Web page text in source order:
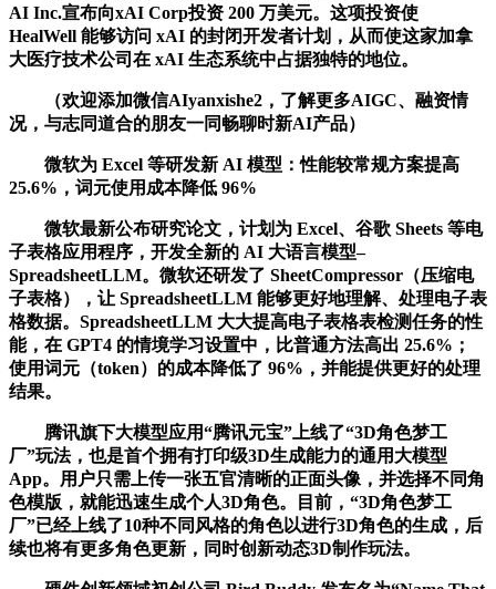
AI Inc.宣布向xAI Corp投资 200 万美元。这项投资使
HealWell 能够访问 xAI 的封闭开发者计划，从而使这家加拿
大医疗技术公司在 xAI 生态系统中占据独特的地位。
（欢迎添加微信AIyanxishe2，了解更多AIGC、融资情
况，与志同道合的朋友一同畅聊时新AI产品）
微软为 Excel 等研发新 AI 模型：性能较常规方案提高
25.6%，词元使用成本降低 96%
微软最新公布研究论文，计划为 Excel、谷歌 Sheets 等电
子表格应用程序，开发全新的 AI 大语言模型–
SpreadsheetLLM。微软还研发了 SheetCompressor（压缩电
子表格），让 SpreadsheetLLM 能够更好地理解、处理电子表
格数据。SpreadsheetLLM 大大提高电子表格表检测任务的性
能，在 GPT4 的情境学习设置中，比普通方法高出 25.6%；
使用词元（token）的成本降低了 96%，并能提供更好的处理
结果。
腾讯旗下大模型应用“腾讯元宝”上线了“3D角色梦工
厂”玩法，也是首个拥有打印级3D生成能力的通用大模型
App。用户只需上传一张五官清晰的正面头像，并选择不同角
色模版，就能迅速生成个人3D角色。目前，“3D角色梦工
厂”已经上线了10种不同风格的角色以进行3D角色的生成，后
续也将有更多角色更新，同时创新动态3D制作玩法。